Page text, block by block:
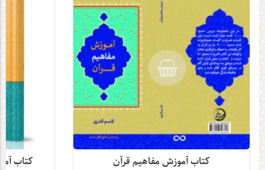
کتاب آموزش مفاهیم قرآن کتاب